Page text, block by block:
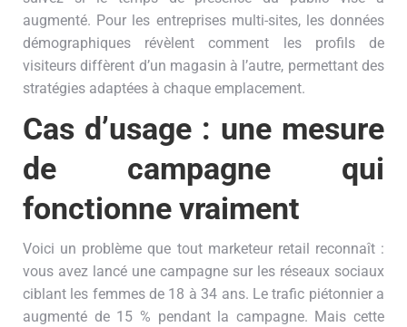
augmenté. Pour les entreprises multi-sites, les données
démographiques révèlent comment les profils de
visiteurs diffèrent d’un magasin à l’autre, permettant des
stratégies adaptées à chaque emplacement.
Cas d’usage : une mesure
de campagne qui
fonctionne vraiment
Voici un problème que tout marketeur retail reconnaît :
vous avez lancé une campagne sur les réseaux sociaux
ciblant les femmes de 18 à 34 ans. Le trafic piétonnier a
augmenté de 15 % pendant la campagne. Mais cette